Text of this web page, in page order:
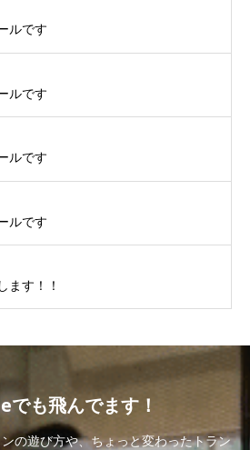
ルです
ルです
ルです
ルです
ます！！
も飛んでます！
の遊び方や、ちょっと変わったトラン